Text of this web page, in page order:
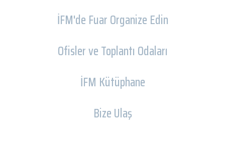
İFM'de Fuar Organize Edin
Ofisler ve Toplantı Odaları
İFM Kütüphane
Bize Ulaş